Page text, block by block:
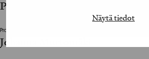
Näytä tiedot
Pia Dahlman
Projektijohtaja / Project Manager
Johanna Murtomäki